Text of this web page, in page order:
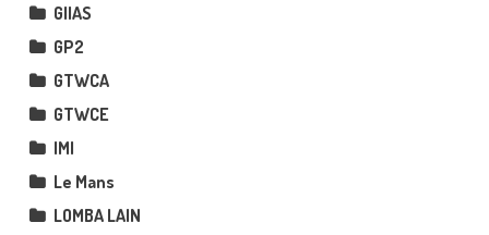
GIIAS
GP2
GTWCA
GTWCE
IMI
Le Mans
LOMBA LAIN